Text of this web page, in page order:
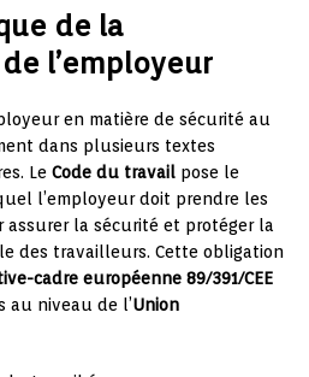
de la
l’employeur
en matière de sécurité au
dans plusieurs textes
Le Code du travail pose le
l’employeur doit prendre les
assurer la sécurité et protéger la
des travailleurs. Cette obligation
cadre européenne 89/391/CEE
au niveau de l’Union